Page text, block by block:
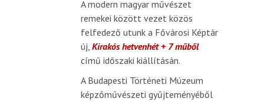
A modern magyar művészet
remekei között vezet közös
felfedező utunk a Fővárosi Képtár
új, Kirakós hetvenhét + 7 műből
című időszaki kiállításán.
A Budapesti Történeti Múzeum
képzőművészeti gyűjteményéből